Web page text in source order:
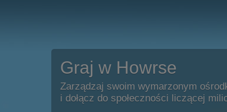
Graj w Howrse
Zarządzaj swoim wymarzonym
i dołącz do społeczności liczącej